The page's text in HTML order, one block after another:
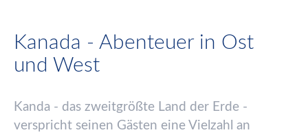
Kanada - Abenteuer in Ost
und West
Kanda - das zweitgrößte Land der Erde -
verspricht seinen Gästen eine Vielzahl an